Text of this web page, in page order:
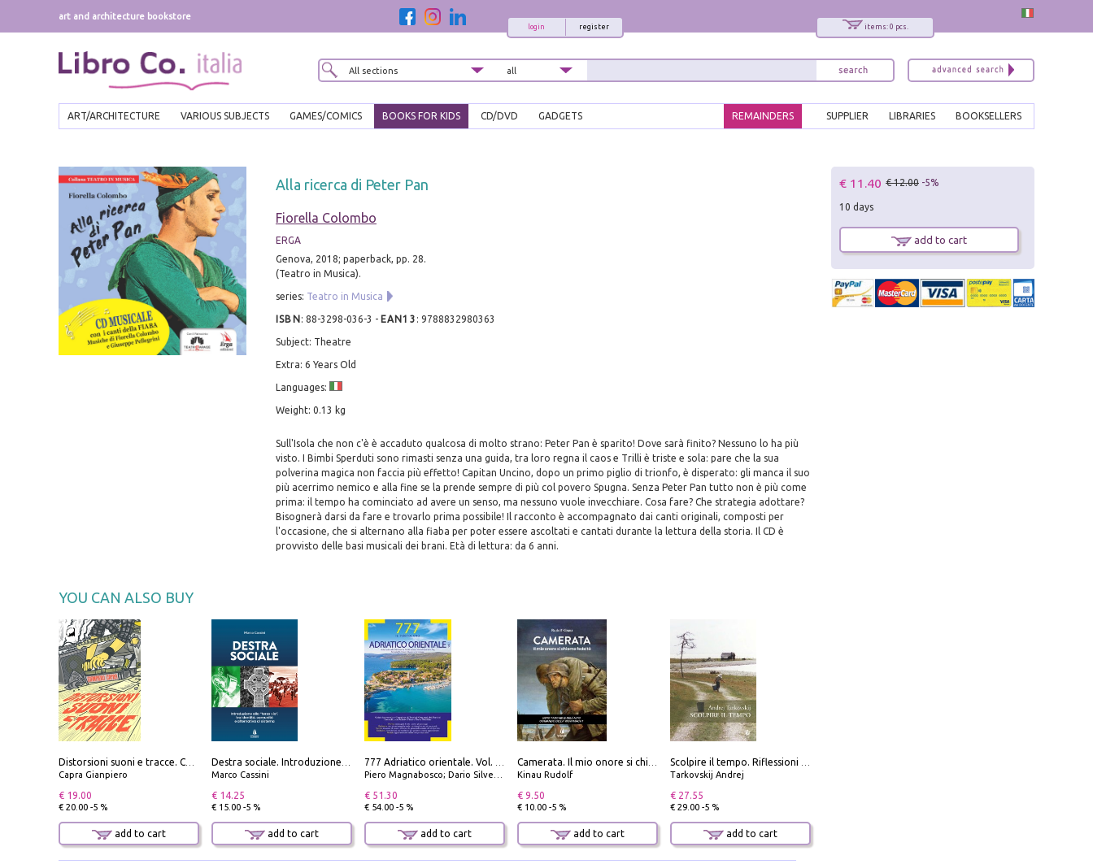
art and architecture bookstore
items: 0 pcs.
register
login
ART/ARCHITECTURE VARIOUS SUBJECTS GAMES/COMICS BOOKS FOR KIDS CD/DVD GADGETS BOOKSELLERS
LIBRARIES
SUPPLIER
REMAINDERS
Alla ricerca di Peter Pan
Fiorella Colombo
ERGA
Genova, 2018; paperback, pp. 28.
(Teatro in Musica).
series: Teatro in Musica
ISBN : 88-3298-036-3 - EAN13 : 9788832980363
Subject: Theatre
Extra: 6 Years Old
Languages:
Weight: 0.13 kg
Sull'Isola che non c'è è accaduto qualcosa di molto strano: Peter Pan è sparito! Dove sarà finito? Nessuno lo ha più
visto. I Bimbi Sperduti sono rimasti senza una guida, tra loro regna il caos e Trilli è triste e sola: pare che la sua
polverina magica non faccia più effetto! Capitan Uncino, dopo un primo piglio di trionfo, è disperato: gli manca il suo
più acerrimo nemico e alla fine se la prende sempre di più col povero Spugna. Senza Peter Pan tutto non è più come
prima: il tempo ha cominciato ad avere un senso, ma nessuno vuole invecchiare. Cosa fare? Che strategia adottare?
Bisognerà darsi da fare e trovarlo prima possibile! Il racconto è accompagnato dai canti originali, composti per
l'occasione, che si alternano alla fiaba per poter essere ascoltati e cantati durante la lettura della storia. Il CD è
provvisto delle basi musicali dei brani. Età di lettura: da 6 anni.
YOU CAN ALSO BUY
Capra Gianpiero
€ 19.00
€ 20.00 -5 %
add to cart
Marco Cassini
€ 14.25
€ 15.00 -5 %
add to cart
Piero Magnabosco; Dario Silvestro; Marco Sbrizzi
€ 51.30
€ 54.00 -5 %
add to cart
Kinau Rudolf
€ 9.50
€ 10.00 -5 %
add to cart
Tarkovskij Andrej
€ 27.55
€ 29.00 -5 %
add to cart
€ 11.40 € 12.00 -5%
10 days
add to cart
x
Interessato ai nostri libri?
Sarai informato delle nostre novità, potrai
comunque cancellarti quando desideri.
modulo di iscrizione